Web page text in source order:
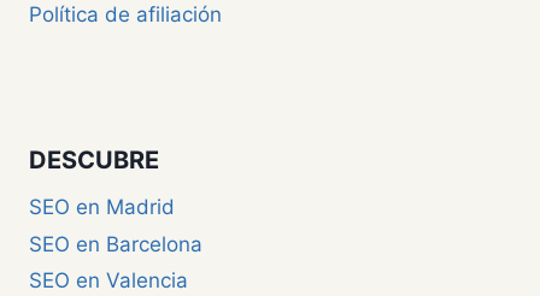
Política de afiliación
DESCUBRE
SEO en Madrid
SEO en Barcelona
SEO en Valencia